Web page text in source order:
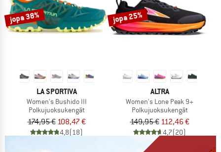
jopa 38%
LA SPORTIVA
Women's Bushido III
Polkujuoksukengät
174,95 € 108,47 €
4,8(18)
jopa 25%
ALTRA
Women's Lone Peak 9+
Polkujuoksukengät
149,95 € 112,46 €
4,7(20)